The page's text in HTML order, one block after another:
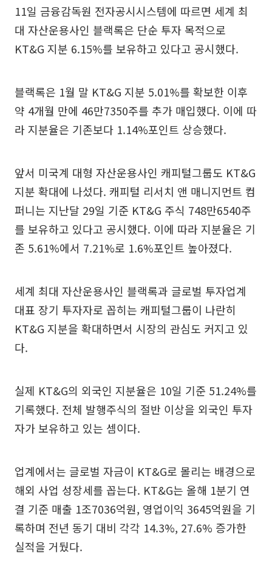
11일 금융감독원 전자공시시스템에 따르면 세계 최
대 자산운용사인 블랙록은 단순 투자 목적으로
KT&G 지분 6.15%를 보유하고 있다고 공시했다.
블랙록은 1월 말 KT&G 지분 5.01%를 확보한 이후
약 4개월 만에 46만7350주를 추가 매입했다. 이에 따
라 지분율은 기존보다 1.14%포인트 상승했다.
앞서 미국계 대형 자산운용사인 캐피털그룹도 KT&G
지분 확대에 나섰다. 캐피털 리서치 앤 매니지먼트 컴
퍼니는 지난달 29일 기준 KT&G 주식 748만6540주
를 보유하고 있다고 공시했다. 이에 따라 지분율은 기
존 5.61%에서 7.21%로 1.6%포인트 높아졌다.
세계 최대 자산운용사인 블랙록과 글로벌 투자업계
대표 장기 투자자로 꼽히는 캐피털그룹이 나란히
KT&G 지분을 확대하면서 시장의 관심도 커지고 있
다.
실제 KT&G의 외국인 지분율은 10일 기준 51.24%를
기록했다. 전체 발행주식의 절반 이상을 외국인 투자
자가 보유하고 있는 셈이다.
업계에서는 글로벌 자금이 KT&G로 몰리는 배경으로
해외 사업 성장세를 꼽는다. KT&G는 올해 1분기 연
결 기준 매출 1조7036억원, 영업이익 3645억원을 기
록하며 전년 동기 대비 각각 14.3%, 27.6% 증가한
실적을 거뒀다.